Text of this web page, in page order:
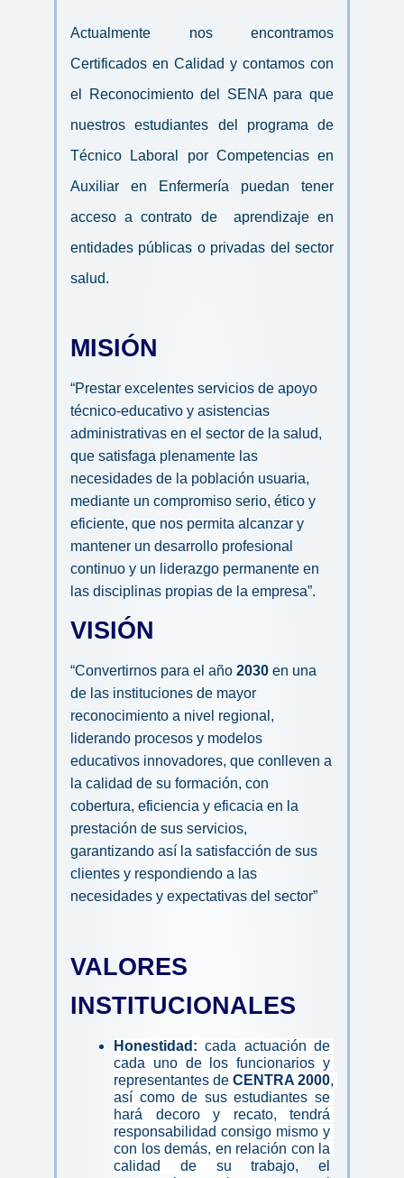
Actualmente nos encontramos
Certificados en Calidad y contamos con
el Reconocimiento del SENA para que
nuestros estudiantes del programa de
Técnico Laboral por Competencias en
Auxiliar en Enfermería puedan tener
acceso a contrato de
aprendizaje en
entidades públicas o privadas del sector
salud.
MISIÓN
“Prestar excelentes servicios de apoyo
técnico-educativo y asistencias
administrativas en el sector de la salud,
que satisfaga plenamente las
necesidades de la población usuaria,
mediante un compromiso serio, ético y
eficiente, que nos permita alcanzar y
mantener un desarrollo profesional
continuo y un liderazgo permanente en
las disciplinas propias de la empresa”.
VISIÓN
“Convertirnos para el año 2030 en una
de las instituciones de mayor
reconocimiento a nivel regional,
liderando procesos y modelos
educativos innovadores, que conlleven a
la calidad de su formación, con
cobertura, eficiencia y eficacia en la
prestación de sus servicios,
garantizando así la satisfacción de sus
clientes y respondiendo a las
necesidades y expectativas del sector”
VALORES
INSTITUCIONALES
Honestidad: cada actuación de
cada uno de los funcionarios y
representantes de CENTRA 2000,
así como de sus estudiantes se
hará decoro y recato, tendrá
responsabilidad consigo mismo y
con los demás, en relación con la
calidad de su trabajo, el